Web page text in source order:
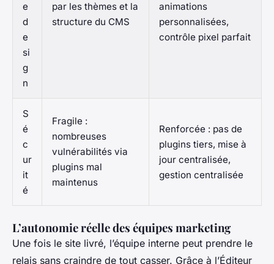
e
d
e
si
g
n
par les thèmes et la
structure du CMS
animations
personnalisées,
contrôle pixel parfait
S
é
c
ur
it
é
Fragile :
nombreuses
vulnérabilités via
plugins mal
maintenus
Renforcée : pas de
plugins tiers, mise à
jour centralisée,
gestion centralisée
L’autonomie réelle des équipes marketing
Une fois le site livré, l’équipe interne peut prendre le
relais sans craindre de tout casser. Grâce à l’Éditeur